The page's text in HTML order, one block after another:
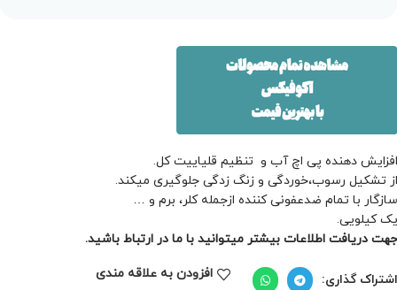
دهنده پی اچ آب و تنظیم قلیاییت کل.
تشکیل رسوب،خوردگی و زنگ زدگی جلوگیری میکند.
با تمام ضدعفونی کننده ازجمله کلر، برم و …
کیلویی.
دریافت اطلاعات بیشتر میتوانید با ما در ارتباط باشید.
گذاری:
افزودن به علاقه مندی